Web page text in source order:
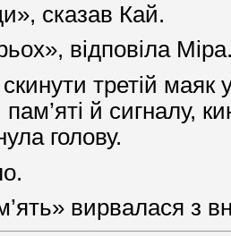
сказав Кай.
відповіла
скинути третій
й сигналу,
голову.
вирвалася з